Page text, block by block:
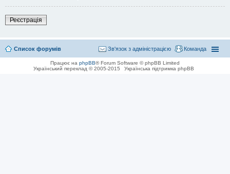
Реєстрація
Список форумів Команда
Зв'язок з адміністрацією
Працює на phpBB® Forum Software © phpBB Limited
Український переклад © 2005-2015
Українська підтримка phpBB